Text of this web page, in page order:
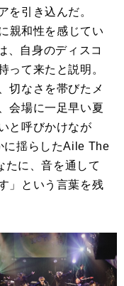
を引き込んだ。
親和性を感じてい
、自身のディスコ
って来たと説明。
切なさを帯びたメ
会場に一足早い夏
と呼びかけなが
に揺らしたAile The
たに、音を通して
」という言葉を残